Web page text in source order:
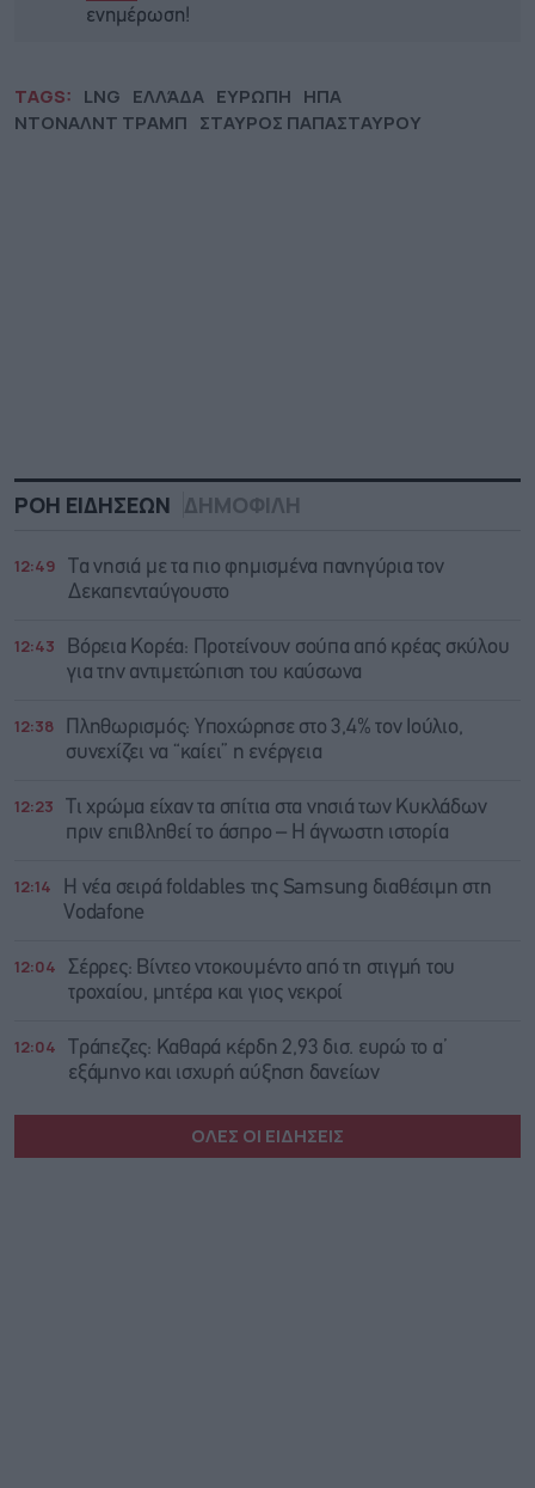
ενημέρωση!
TAGS: LNG ΕΛΛΆΔΑ ΕΥΡΩΠΗ ΗΠΑ
ΝΤΟΝΑΛΝΤ ΤΡΑΜΠ ΣΤΑΥΡΟΣ ΠΑΠΑΣΤΑΥΡΟΥ
ΡΟΗ ΕΙΔΗΣΕΩΝ ΔΗΜΟΦΙΛΗ
12:49
Τα νησιά με τα πιο φημισμένα πανηγύρια τον
Δεκαπενταύγουστο
12:43
Βόρεια Κορέα: Προτείνουν σούπα από κρέας σκύλου
για την αντιμετώπιση του καύσωνα
12:38
Πληθωρισμός: Υποχώρησε στο 3,4% τον Ιούλιο,
συνεχίζει να “καίει” η ενέργεια
12:23
Τι χρώμα είχαν τα σπίτια στα νησιά των Κυκλάδων
πριν επιβληθεί το άσπρο – Η άγνωστη ιστορία
12:14
Η νέα σειρά foldables της Samsung διαθέσιμη στη
Vodafone
12:04
Σέρρες: Βίντεο ντοκουμέντο από τη στιγμή του
τροχαίου, μητέρα και γιος νεκροί
12:04
Τράπεζες: Καθαρά κέρδη 2,93 δισ. ευρώ το α’
εξάμηνο και ισχυρή αύξηση δανείων
ΟΛΕΣ ΟΙ ΕΙΔΗΣΕΙΣ